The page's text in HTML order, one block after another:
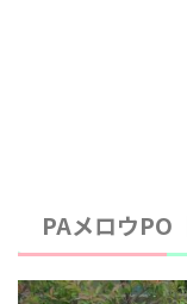
PAメロウPO